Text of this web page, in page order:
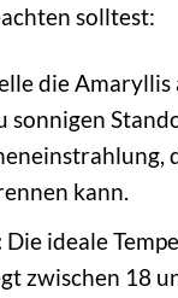
solltest:
die Amaryllis
sonnigen
kann.
Die ideale
zwischen 18